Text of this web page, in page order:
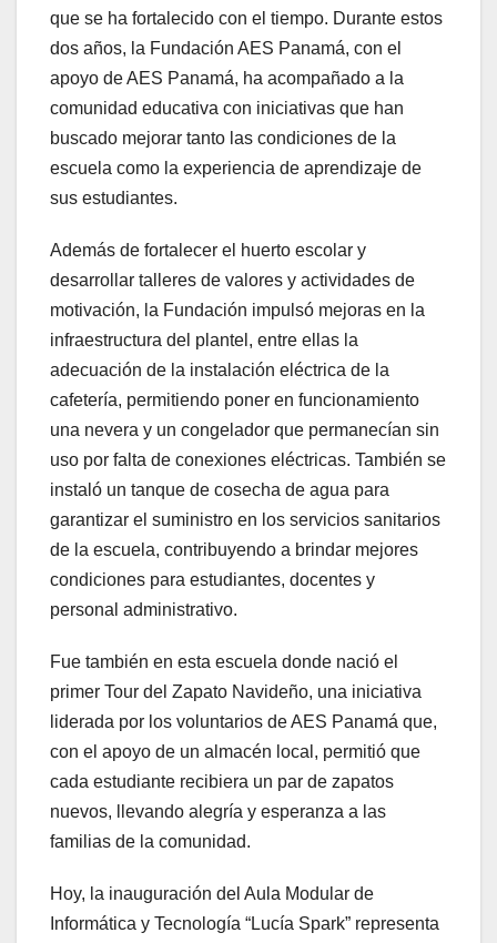
que se ha fortalecido con el tiempo. Durante estos
dos años, la Fundación AES Panamá, con el
apoyo de AES Panamá, ha acompañado a la
comunidad educativa con iniciativas que han
buscado mejorar tanto las condiciones de la
escuela como la experiencia de aprendizaje de
sus estudiantes.
Además de fortalecer el huerto escolar y
desarrollar talleres de valores y actividades de
motivación, la Fundación impulsó mejoras en la
infraestructura del plantel, entre ellas la
adecuación de la instalación eléctrica de la
cafetería, permitiendo poner en funcionamiento
una nevera y un congelador que permanecían sin
uso por falta de conexiones eléctricas. También se
instaló un tanque de cosecha de agua para
garantizar el suministro en los servicios sanitarios
de la escuela, contribuyendo a brindar mejores
condiciones para estudiantes, docentes y
personal administrativo.
Fue también en esta escuela donde nació el
primer Tour del Zapato Navideño, una iniciativa
liderada por los voluntarios de AES Panamá que,
con el apoyo de un almacén local, permitió que
cada estudiante recibiera un par de zapatos
nuevos, llevando alegría y esperanza a las
familias de la comunidad.
Hoy, la inauguración del Aula Modular de
Informática y Tecnología “Lucía Spark” representa